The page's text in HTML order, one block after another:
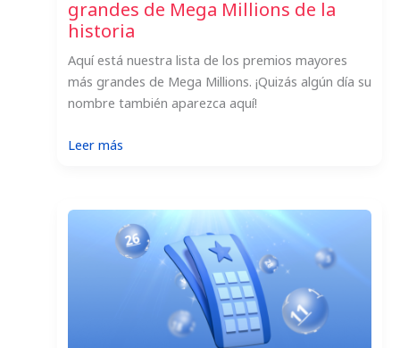
grandes de Mega Millions de la
historia
Aquí está nuestra lista de los premios mayores
más grandes de Mega Millions. ¡Quizás algún día su
nombre también aparezca aquí!
Leer más:
premios
mayores
más